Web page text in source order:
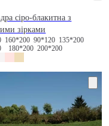
сіро-блакитна з
зірками
160*20090*120 135*200
180*200200*200